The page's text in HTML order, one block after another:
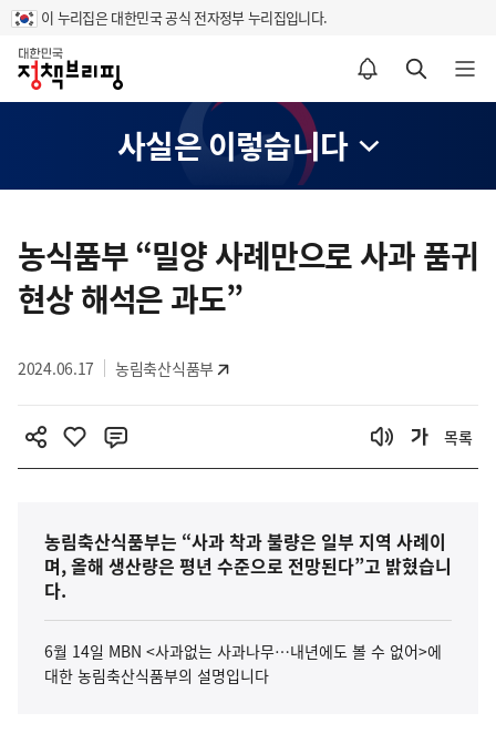
이 누리집은 대한민국 공식 전자정부 누리집입니다.
홈
알림설정 바로가기 검색 바로가기 메뉴 열기
사실은 이렇습니다
텐
츠
영
농식품부 “밀양 사례만으로 사과 품귀
현상 해석은 과도”
2024.06.17 농림축산식품부
목록
농림축산식품부는 “사과 착과 불량은 일부 지역 사례이
며, 올해 생산량은 평년 수준으로 전망된다”고 밝혔습니
다.
6월 14일 MBN <사과없는 사과나무…내년에도 볼 수 없어>에
대한 농림축산식품부의 설명입니다